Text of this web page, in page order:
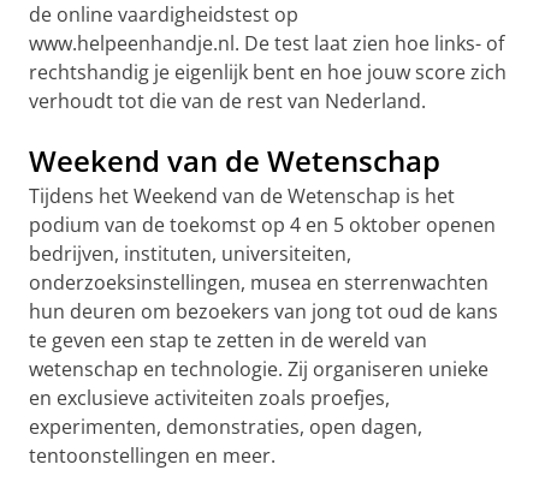
de online vaardigheidstest op
www.helpeenhandje.nl. De test laat zien hoe links- of
rechtshandig je eigenlijk bent en hoe jouw score zich
verhoudt tot die van de rest van Nederland.
Weekend van de Wetenschap
Tijdens het Weekend van de Wetenschap is het
podium van de toekomst op 4 en 5 oktober openen
bedrijven, instituten, universiteiten,
onderzoeksinstellingen, musea en sterrenwachten
hun deuren om bezoekers van jong tot oud de kans
te geven een stap te zetten in de wereld van
wetenschap en technologie. Zij organiseren unieke
en exclusieve activiteiten zoals proefjes,
experimenten, demonstraties, open dagen,
tentoonstellingen en meer.